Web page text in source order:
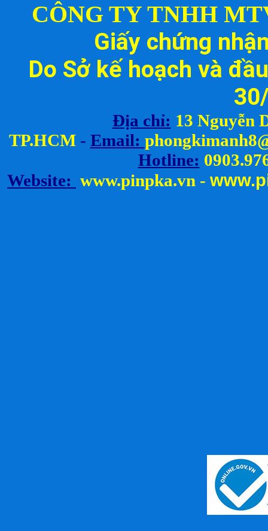
Thay Cell Pin Máy Khoan Rita
CÔNG TY TNHH
Giấy chứng
Do Sở kế hoạch và
Địa chỉ: 13 Nguyễn
TP.HCM - Email: ph
Hotline:
Website: www.pinpka.vn - www.